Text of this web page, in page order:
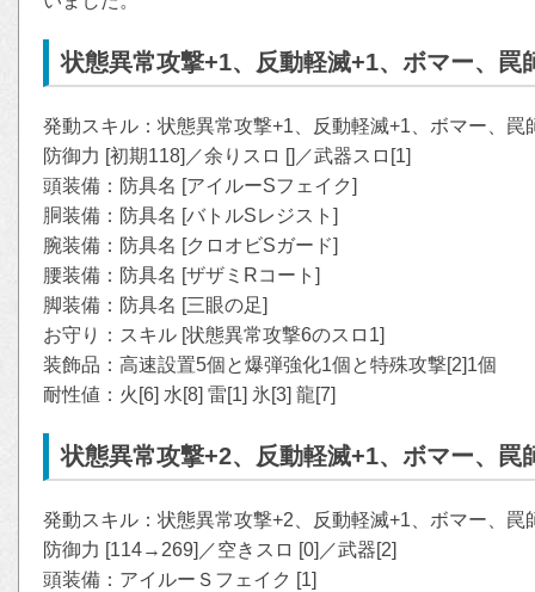
状態異常攻撃+1、反動軽滅+1、ボマー、罠
発動スキル：状態異常攻撃+1、反動軽滅+1、ボマー、罠
防御力 [初期118]／余りスロ []／武器スロ[1]
頭装備：防具名 [アイルーSフェイク]
胴装備：防具名 [バトルSレジスト]
腕装備：防具名 [クロオビSガード]
腰装備：防具名 [ザザミRコート]
脚装備：防具名 [三眼の足]
お守り：スキル [状態異常攻撃6のスロ1]
装飾品：高速設置5個と爆弾強化1個と特殊攻撃[2]1個
耐性値：火[6] 水[8] 雷[1] 氷[3] 龍[7]
状態異常攻撃+2、反動軽滅+1、ボマー、罠
発動スキル：状態異常攻撃+2、反動軽滅+1、ボマー、罠
防御力 [114→269]／空きスロ [0]／武器[2]
頭装備：アイルーＳフェイク [1]